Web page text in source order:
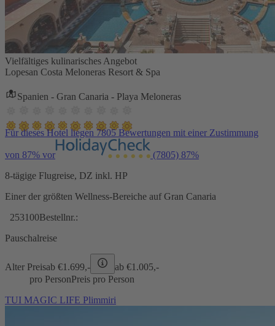
Vielfältiges kulinarisches Angebot
Lopesan Costa Meloneras Resort & Spa
Spanien - Gran Canaria - Playa Meloneras
Für dieses Hotel liegen 7805 Bewertungen mit einer Zustimmung
von 87% vor (7805) 87%
8-tägige Flugreise, DZ inkl. HP
Einer der größten Wellness-Bereiche auf Gran Canaria
253100Bestellnr.:
Pauschalreise
Alter Preisab €1.699,- ab €1.005,-
pro PersonPreis pro Person
TUI MAGIC LIFE Plimmiri